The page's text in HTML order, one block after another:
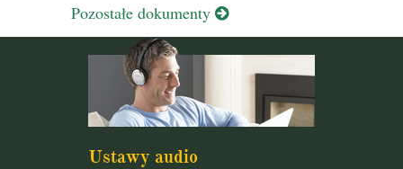
Pozostałe dokumenty
Ustawy audio